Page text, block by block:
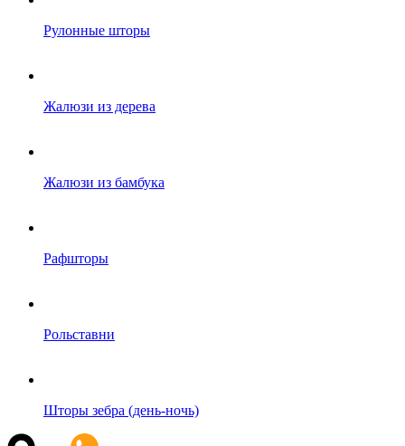
Рулонные шторы
Жалюзи из дерева
Жалюзи из бамбука
Рафшторы
Рольставни
Шторы зебра (день-ночь)